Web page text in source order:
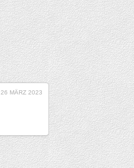
26 MÄRZ 2023